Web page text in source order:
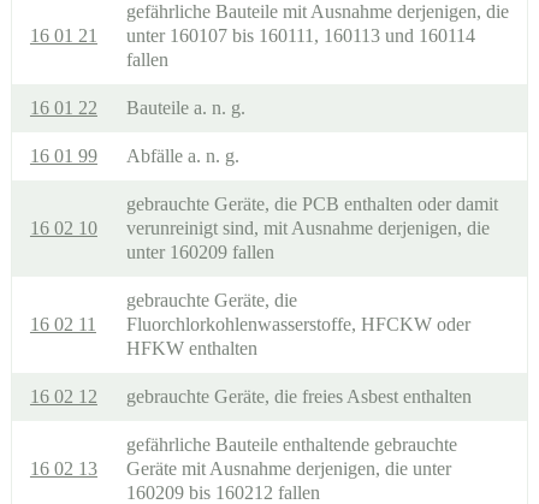
16 01 21
gefährliche Bauteile mit Ausnahme derjenigen, die
unter 160107 bis 160111, 160113 und 160114
fallen
16 01 22 Bauteile a. n. g.
16 01 99 Abfälle a. n. g.
16 02 10
gebrauchte Geräte, die PCB enthalten oder damit
verunreinigt sind, mit Ausnahme derjenigen, die
unter 160209 fallen
16 02 11
gebrauchte Geräte, die
Fluorchlorkohlenwasserstoffe, HFCKW oder
HFKW enthalten
16 02 12 gebrauchte Geräte, die freies Asbest enthalten
16 02 13
gefährliche Bauteile enthaltende gebrauchte
Geräte mit Ausnahme derjenigen, die unter
160209 bis 160212 fallen